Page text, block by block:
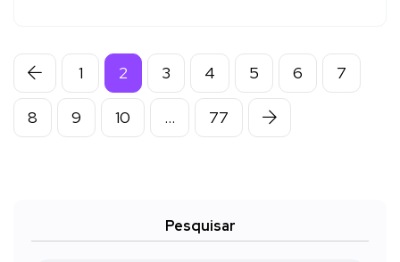
1 2 3 4 5 6 7
8 9 10 … 77
Pesquisar